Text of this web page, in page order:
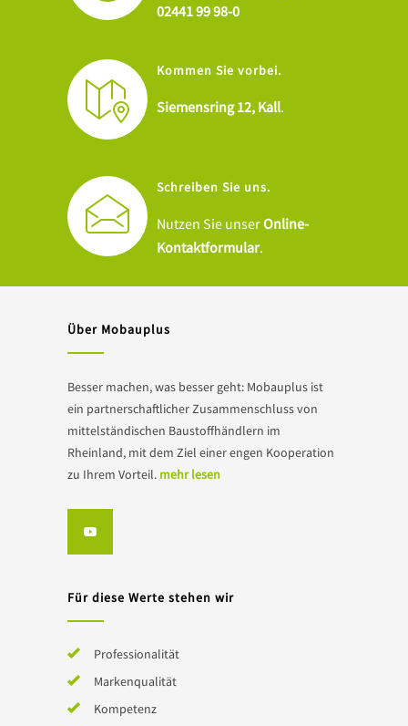
02441 99 98-0
Kommen Sie vorbei.
Siemensring 12, Kall.
Schreiben Sie uns.
Nutzen Sie unserOnline-
Kontaktformular.
Über Mobauplus
Besser machen, was besser geht: Mobauplus ist
ein partnerschaftlicher Zusammenschluss von
mittelständischen Baustoffhändlern im
Rheinland, mit dem Ziel einer engen Kooperation
zu Ihrem Vorteil. mehr lesen
Für diese Werte stehen wir
Professionalität
Markenqualität
Kompetenz